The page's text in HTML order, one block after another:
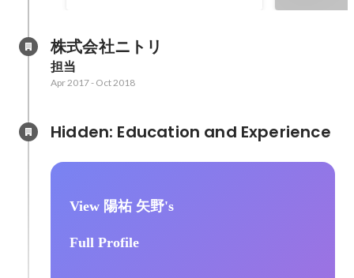
株式会社ニトリ
担当
Apr 2017- Oct 2018
View 陽祐 矢野's
Full Profile